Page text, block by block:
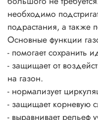
необходимо
подрастания, а также
Основные функции
- помогает сохранить
- защищает от
на газон.
- нормализует
- защищает корневую
- выравнивает рельеф